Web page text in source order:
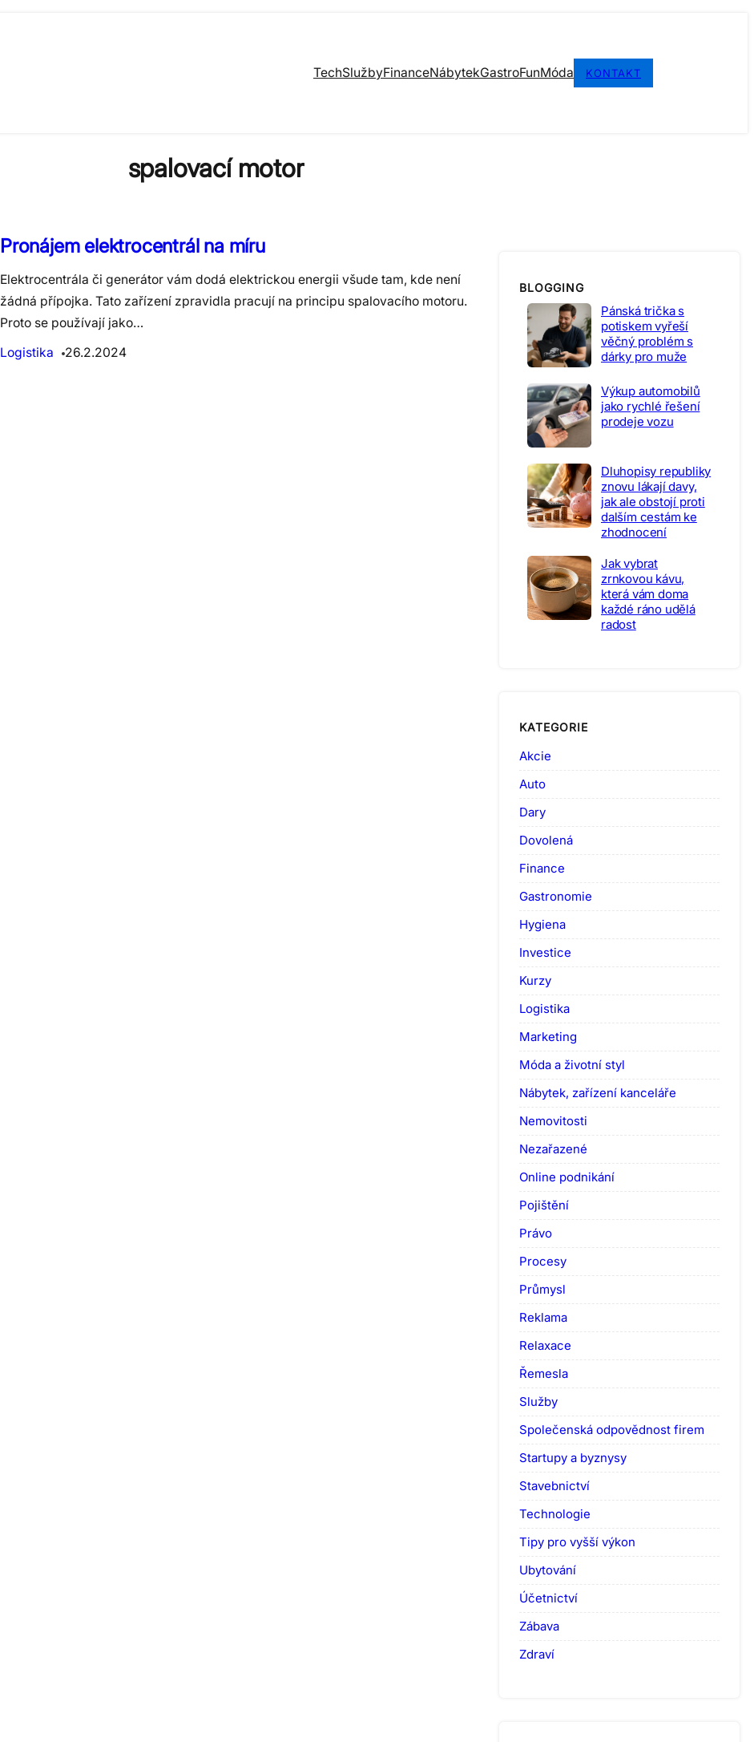
TechSlužbyFinanceNábytekGastroFunMóda KONTAKT
spalovací motor
Pronájem elektrocentrál na míru
Elektrocentrála či generátor vám dodá elektrickou energii všude tam, kde není
žádná přípojka. Tato zařízení zpravidla pracují na principu spalovacího motoru.
Proto se používají jako…
Logistika
26.2.2024
BLOGGING
Pánská trička s
potiskem vyřeší
věčný problém s
dárky pro muže
Výkup automobilů
jako rychlé řešení
prodeje vozu
Dluhopisy republiky
znovu lákají davy,
jak ale obstojí proti
dalším cestám ke
zhodnocení
Jak vybrat
zrnkovou kávu,
která vám doma
každé ráno udělá
radost
KATEGORIE
Akcie
Auto
Dary
Dovolená
Finance
Gastronomie
Hygiena
Investice
Kurzy
Logistika
Marketing
Móda a životní styl
Nábytek, zařízení kanceláře
Nemovitosti
Nezařazené
Online podnikání
Pojištění
Právo
Procesy
Průmysl
Reklama
Relaxace
Řemesla
Služby
Společenská odpovědnost firem
Startupy a byznysy
Stavebnictví
Technologie
Tipy pro vyšší výkon
Ubytování
Účetnictví
Zábava
Zdraví